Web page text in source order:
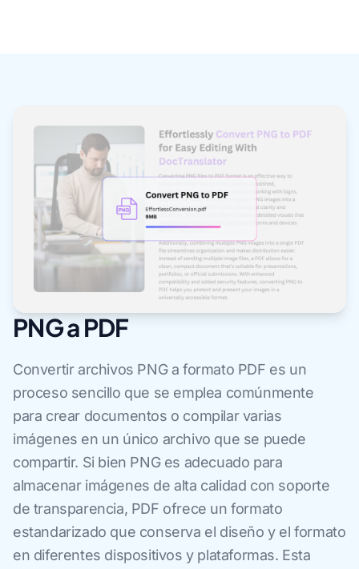
PNG a PDF
Convertir archivos PNG a formato PDF es un
proceso sencillo que se emplea comúnmente
para crear documentos o compilar varias
imágenes en un único archivo que se puede
compartir. Si bien PNG es adecuado para
almacenar imágenes de alta calidad con soporte
de transparencia, PDF ofrece un formato
estandarizado que conserva el diseño y el formato
en diferentes dispositivos y plataformas. Esta